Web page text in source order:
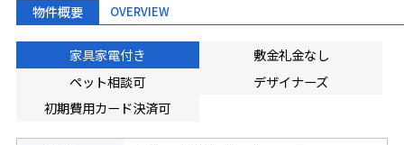
物件概要 OVERVIEW
家具家電付き
敷金礼金なし
ペット相談可
デザイナーズ
初期費用カード決済可